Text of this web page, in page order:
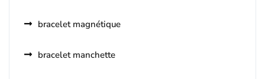
bracelet magnétique
bracelet manchette